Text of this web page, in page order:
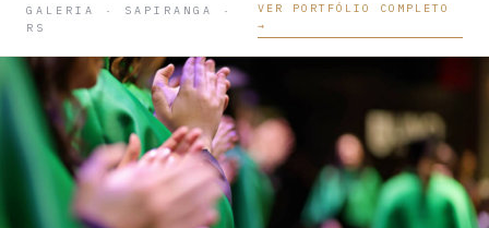
GALERIA · SAPIRANGA ·
RS
VER PORTFÓLIO COMPLETO
→